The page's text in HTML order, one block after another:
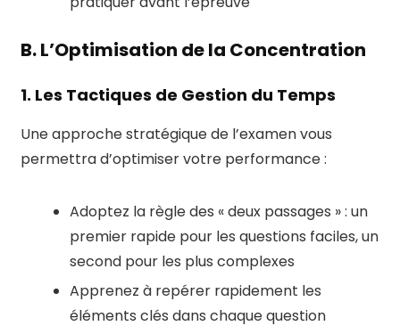
B. L’Optimisation de la Concentration
1. Les Tactiques de Gestion du Temps
Une approche stratégique de l’examen vous
permettra d’optimiser votre performance :
Adoptez la règle des « deux passages » : un
premier rapide pour les questions faciles, un
second pour les plus complexes
Apprenez à repérer rapidement les
éléments clés dans chaque question